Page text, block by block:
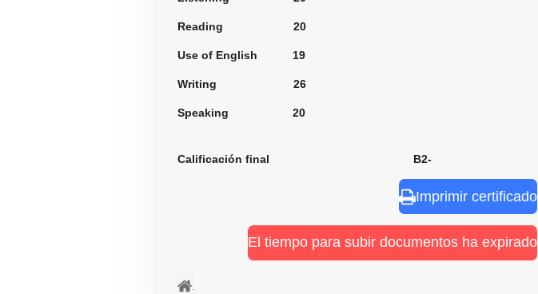
Reading 20
Use of English 19
Writing 26
Speaking 20
Calificación final B2-
Imprimir certificado
El tiempo para subir documentos ha expirado
.